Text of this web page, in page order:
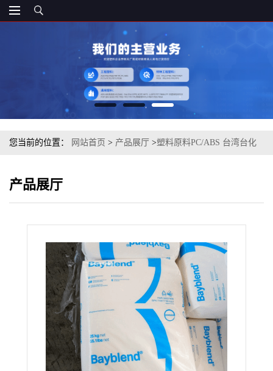
您当前的位置： 网站首页 > 产品展厅 >塑料原料PC/ABS 台湾台化
产品展厅